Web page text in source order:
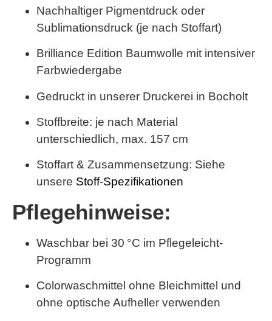
Nachhaltiger Pigmentdruck oder
Sublimationsdruck (je nach Stoffart)
Brilliance Edition Baumwolle mit intensiver
Farbwiedergabe
Gedruckt in unserer Druckerei in Bocholt
Stoffbreite: je nach Material
unterschiedlich, max. 157 cm
Stoffart & Zusammensetzung: Siehe
unsere Stoff-Spezifikationen
Pflegehinweise:
Waschbar bei 30 °C im Pflegeleicht-
Programm
Colorwaschmittel ohne Bleichmittel und
ohne optische Aufheller verwenden